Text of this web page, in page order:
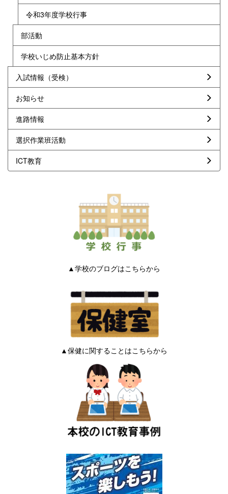
令和3年度学校行事
部活動
学校いじめ防止基本方針
入試情報（受検）
お知らせ
進路情報
選択作業班活動
ICT教育
▲学校のブログはこちらから
▲保健に関することはこちらから